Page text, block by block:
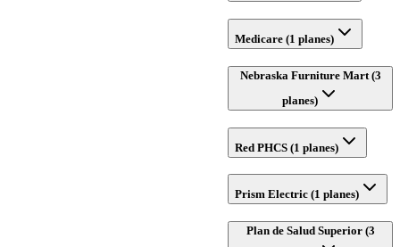
Medicare (1 planes)
Nebraska Furniture Mart (3
planes)
Red PHCS (1 planes)
Prism Electric (1 planes)
Plan de Salud Superior (3